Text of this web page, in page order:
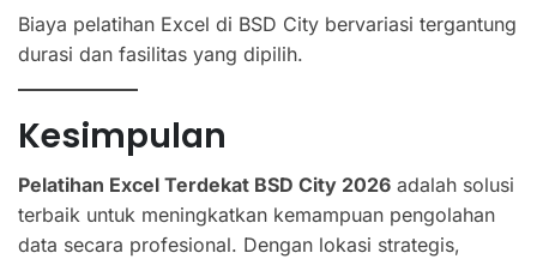
Biaya pelatihan Excel di BSD City bervariasi tergantung
durasi dan fasilitas yang dipilih.
Kesimpulan
Pelatihan Excel Terdekat BSD City 2026 adalah solusi
terbaik untuk meningkatkan kemampuan pengolahan
data secara profesional. Dengan lokasi strategis,